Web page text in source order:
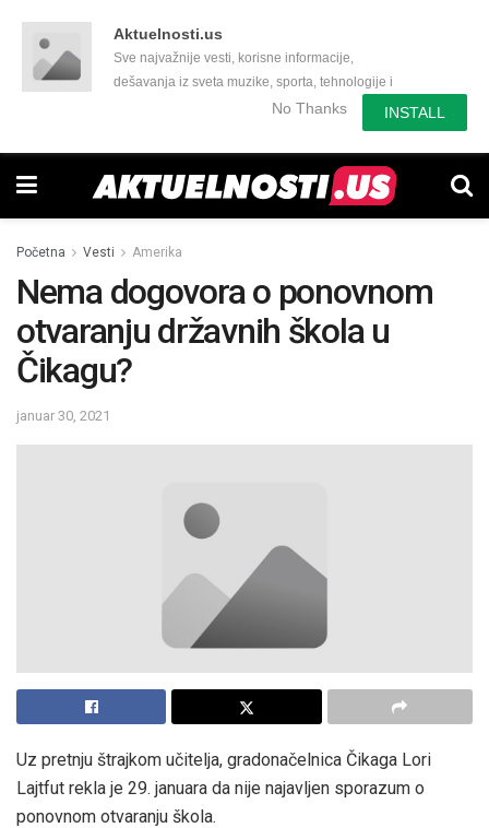
Aktuelnosti.us
Sve najvažnije vesti, korisne informacije,
dešavanja iz sveta muzike, sporta, tehnologije i
još mnogo toga zanimljivog.No Thanks INSTALL
Početna Vesti Amerika
Nema dogovora o ponovnom
otvaranju državnih škola u
Čikagu?
januar 30, 2021
Uz pretnju štrajkom učitelja, gradonačelnica Čikaga Lori
Lajtfut rekla je 29. januara da nije najavljen sporazum o
ponovnom otvaranju škola.